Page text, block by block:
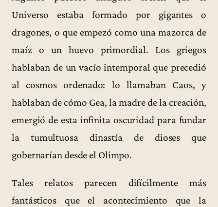
Universo estaba formado por gigantes o
dragones, o que empezó como una mazorca de
maíz o un huevo primordial. Los griegos
hablaban de un vacío intemporal que precedió
al cosmos ordenado: lo llamaban Caos, y
hablaban de cómo Gea, la madre de la creación,
emergió de esta infinita oscuridad para fundar
la tumultuosa dinastía de dioses que
gobernarían desde el Olimpo.
Tales relatos parecen difícilmente más
fantásticos que el acontecimiento que la